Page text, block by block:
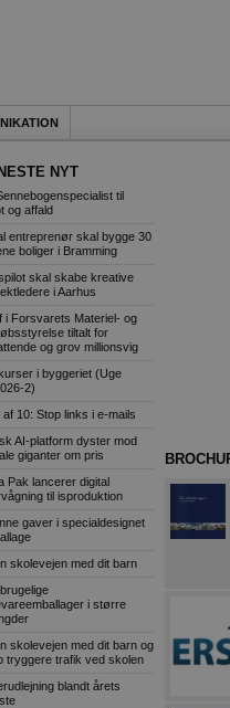
NYT
til
og affald
entreprenør skal bygge 30
boliger i Bramming
skal skabe kreative
i Aarhus
i Forsvarets Materiel- og
tiltalt for
og grov millionsvig
i byggeriet (Uge
2)
af 10: Stop links i e-mails
AI-platform dyster mod
giganter om pris
Pak lancerer digital
til isproduktion
gaver i specialdesignet
skolevejen med dit barn
i større
skolevejen med dit barn og
tryggere trafik ved skolen
blandt årets